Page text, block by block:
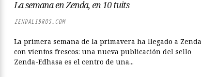
La semana en Zenda, en 10 tuits
ZENDALIBROS.COM
La primera semana de la primavera ha llegado a Zenda
con vientos frescos: una nueva publicación del sello
Zenda-Edhasa es el centro de una...